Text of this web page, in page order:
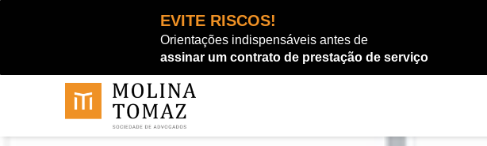
EVITE RISCOS!
Orientações indispensáveis antes de
assinar um contrato de prestação de serviço
conteúdo